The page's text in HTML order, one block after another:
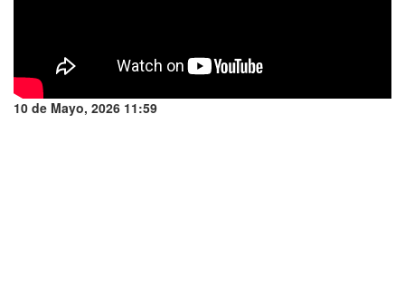
10 de Mayo, 2026 11:59